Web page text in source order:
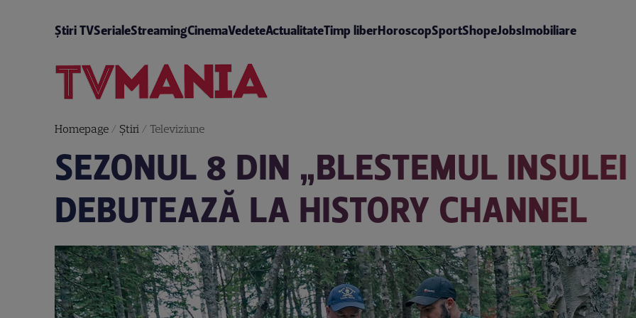
Știri TVSerialeStreamingCinemaVedeteActualitateTimp liberHoroscopSportShopeJobsImobiliare
Homepage/ Știri/ Televiziune
SEZONUL 8 DIN „BLESTEMUL
DEBUTEAZĂ LA HISTORY CHANNEL